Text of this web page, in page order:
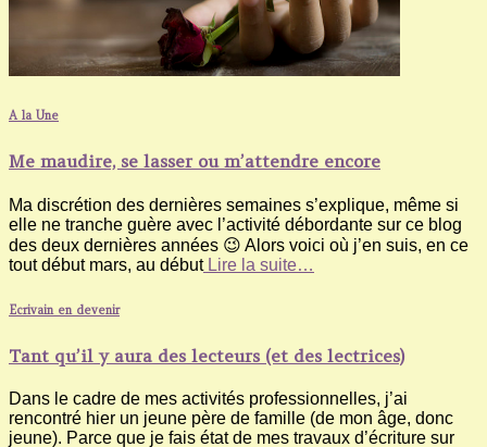
A la Une
Me maudire, se lasser ou m’attendre encore
Ma discrétion des dernières semaines s’explique, même si
elle ne tranche guère avec l’activité débordante sur ce blog
des deux dernières années 😉 Alors voici où j’en suis, en ce
tout début mars, au débutLire la suite…
Ecrivain en devenir
Tant qu’il y aura des lecteurs (et des lectrices)
Dans le cadre de mes activités professionnelles, j’ai
rencontré hier un jeune père de famille (de mon âge, donc
jeune). Parce que je fais état de mes travaux d’écriture sur